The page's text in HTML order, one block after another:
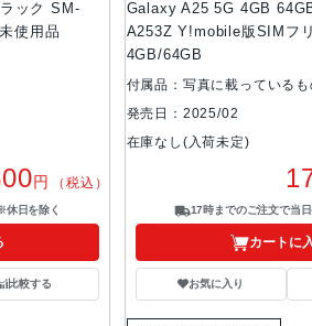
ック SM-
使用品
円 （税込）
日を除く
比較する
Galaxy A25 5G 4GB
A253Z Y!mobile版SIMフ
4GB/64GB
付属品：写真に載っているも
発売日：2025/02
在庫なし(入荷未定)
17時までのご注文で当
カートに
お気に入り